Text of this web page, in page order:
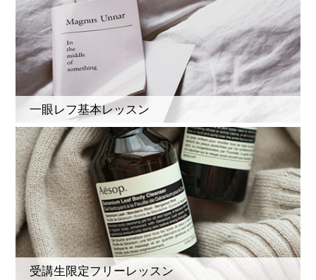
一眼レフ基本レッスン
受講生限定フリーレッスン